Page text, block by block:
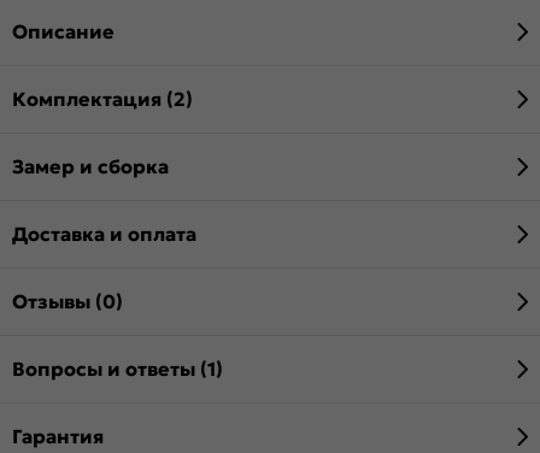
Описание
Комплектация (2)
Замер и сборка
Доставка и оплата
Отзывы (0)
Вопросы и ответы (1)
Гарантия